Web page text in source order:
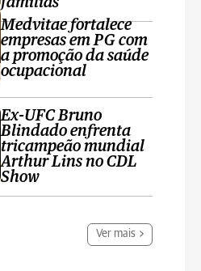
Medvitae fortalece
empresas em PG com
a promoção da saúde
ocupacional
Ex-UFC Bruno
Blindado enfrenta
tricampeão mundial
Arthur Lins no CDL
Show
Ver mais